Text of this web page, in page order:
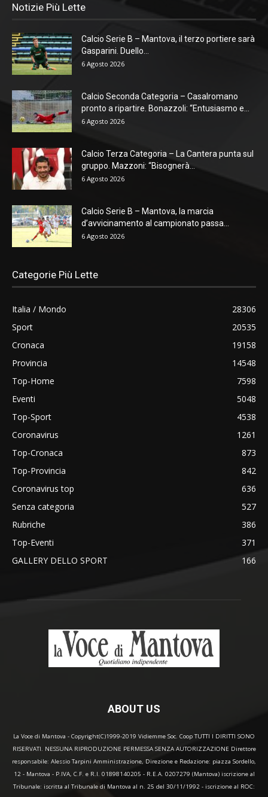
Notizie Più Lette
Calcio Serie B – Mantova, il terzo portiere sarà
Gasparini. Duello...
6 Agosto 2026
Calcio Seconda Categoria – Casalromano
pronto a ripartire. Bonazzoli: “Entusiasmo e...
6 Agosto 2026
Calcio Terza Categoria – La Cantera punta sul
gruppo. Mazzoni: “Bisognerà...
6 Agosto 2026
Calcio Serie B – Mantova, la marcia
d’avvicinamento al campionato passa...
6 Agosto 2026
Categorie Più Lette
Italia / Mondo
28306
Sport
20535
Cronaca
19158
Provincia
14548
Top-Home
7598
Eventi
5048
Top-Sport
4538
Coronavirus
1261
Top-Cronaca
873
Top-Provincia
842
Coronavirus top
636
Senza categoria
527
Rubriche
386
Top-Eventi
371
GALLERY DELLO SPORT
166
ABOUT US
La Voce di Mantova - Copyright(C)1999-2019 Vidiemme Soc. Coop TUTTI I DIRITTI SONO
RISERVATI. NESSUNA RIPRODUZIONE PERMESSA SENZA AUTORIZZAZIONE Direttore
responsabile: Alessio Tarpini Amministrazione, Direzione e Redazione: piazza Sordello,
12 - Mantova - P.IVA, C.F. e R.I. 01898140205 - R.E.A. 0207279 (Mantova) iscrizione al
Tribunale: iscritta al Tribunale di Mantova al n. 25 del 30/11/1992 - iscrizione al ROC: